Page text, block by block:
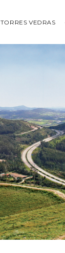
TORRES VEDRAS